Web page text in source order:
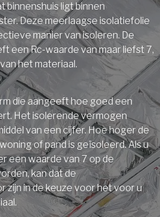
ligt binnen
Deze meerlaagse isolatiefolie
manier van isoleren. De
een Rc-waarde van maar liefst 7,
het materiaal.
die aangeeft hoe goed een
Het isolerende vermogen
van een cijfer. Hoe hoger de
of pand is geïsoleerd. Als u
een waarde van 7 op de
kan dat de
in de keuze voor het voor u